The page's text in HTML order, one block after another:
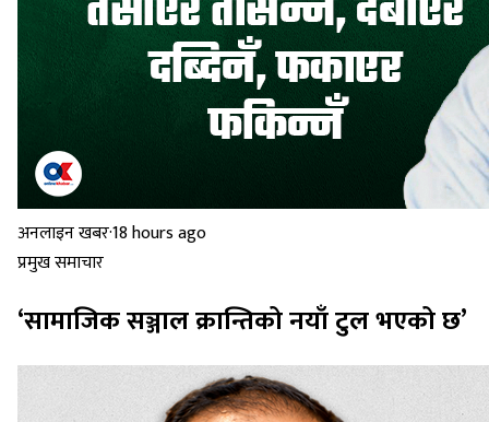
अनलाइन खबर·18 hours ago
प्रमुख समाचार
‘सामाजिक सञ्जाल क्रान्तिको नयाँ टुल भएको छ’